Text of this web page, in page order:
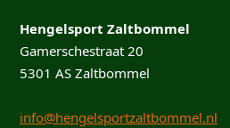
Hengelsport Zaltbommel
Gamerschestraat 20
5301 AS Zaltbommel
info@hengelsportzaltbommel.nl